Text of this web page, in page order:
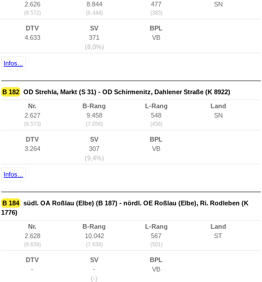
2.626
(9.572)
8.844
(6.444)
477
(385)
SN
DTV
4.633
SV
371
(8,0%)
BPL
VB
Infos...
B 182 OD Strehla, Markt (S 31) - OD Schirmenitz, Dahlener Straße (K 8922)
Nr.
2.627
(9.573)
B-Rang
9.458
(7.056)
L-Rang
548
(456)
Land
SN
DTV
3.264
SV
307
(9,4%)
BPL
VB
Infos...
B 184 südl. OA Roßlau (Elbe) (B 187) - nördl. OE Roßlau (Elbe), Ri. Rodleben (K
1776)
Nr.
2.628
(9.639)
B-Rang
10.042
(7.638)
L-Rang
567
(501)
Land
ST
DTV
-
SV
-
(-)
BPL
VB